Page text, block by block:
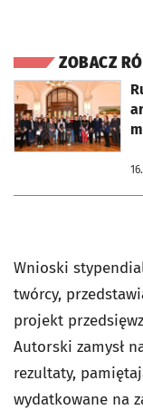
ZOBACZ
otworzy się w nowej
Wnioski
twórcy,
projekt
Autorski zamysł
rezultaty,
wydatkowane na